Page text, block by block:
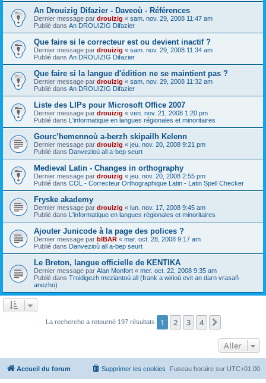
An Drouizig Difazier - Daveoù - Références
Dernier message par drouizig « sam. nov. 29, 2008 11:47 am
Publié dans An DROUIZIG Difazier
Que faire si le correcteur est ou devient inactif ?
Dernier message par drouizig « sam. nov. 29, 2008 11:34 am
Publié dans An DROUIZIG Difazier
Que faire si la langue d'édition ne se maintient pas ?
Dernier message par drouizig « sam. nov. 29, 2008 11:32 am
Publié dans An DROUIZIG Difazier
Liste des LIPs pour Microsoft Office 2007
Dernier message par drouizig « ven. nov. 21, 2008 1:20 pm
Publié dans L'informatique en langues régionales et minoritaires
Gourc’hemennoù a-berzh skipailh Kelenn
Dernier message par drouizig « jeu. nov. 20, 2008 9:21 pm
Publié dans Danvezioù all a-bep seurt
Medieval Latin - Changes in orthography
Dernier message par drouizig « jeu. nov. 20, 2008 2:55 pm
Publié dans COL - Correcteur Orthographique Latin - Latin Spell Checker
Fryske akademy
Dernier message par drouizig « lun. nov. 17, 2008 9:45 am
Publié dans L'informatique en langues régionales et minoritaires
Ajouter Junicode à la page des polices ?
Dernier message par bIBAR « mar. oct. 28, 2008 9:17 am
Publié dans Danvezioù all a-bep seurt
Le Breton, langue officielle de KENTIKA
Dernier message par Alan Monfort « mer. oct. 22, 2008 9:35 am
Publié dans Troidigezh meziantoù all (frank a wirioù evit an darn vrasañ
anezho)
La recherche a retourné 197 résultats 1 2 3 4
Aller
Accueil du forum Fuseau horaire sur UTC+01:00
Supprimer les cookies